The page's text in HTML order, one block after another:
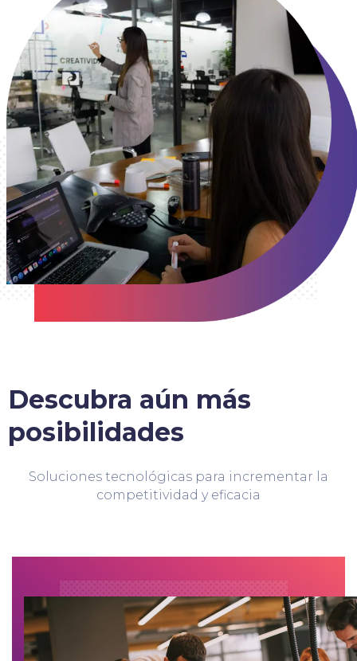
Descubra aún más
posibilidades
Soluciones tecnológicas para incrementar la
competitividad y eficacia